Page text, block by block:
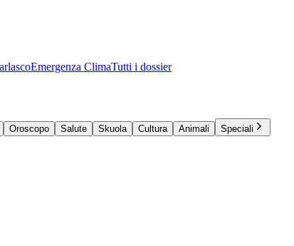
Emergenza ClimaTutti i dossier
Oroscopo Salute Skuola Cultura Animali
Speciali